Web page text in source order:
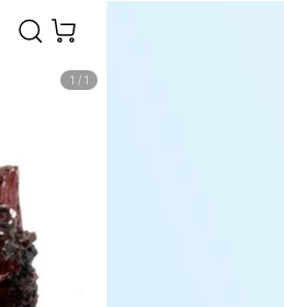
1 / 1